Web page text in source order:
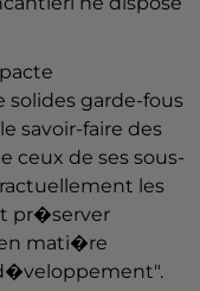
garde-fous
savoir-faire des
ceux de ses sous-
les
pr�server
mati�re